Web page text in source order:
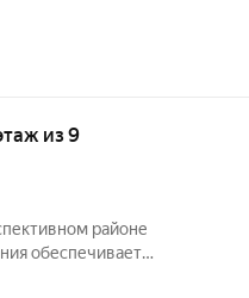
из 9
районе
обеспечивает